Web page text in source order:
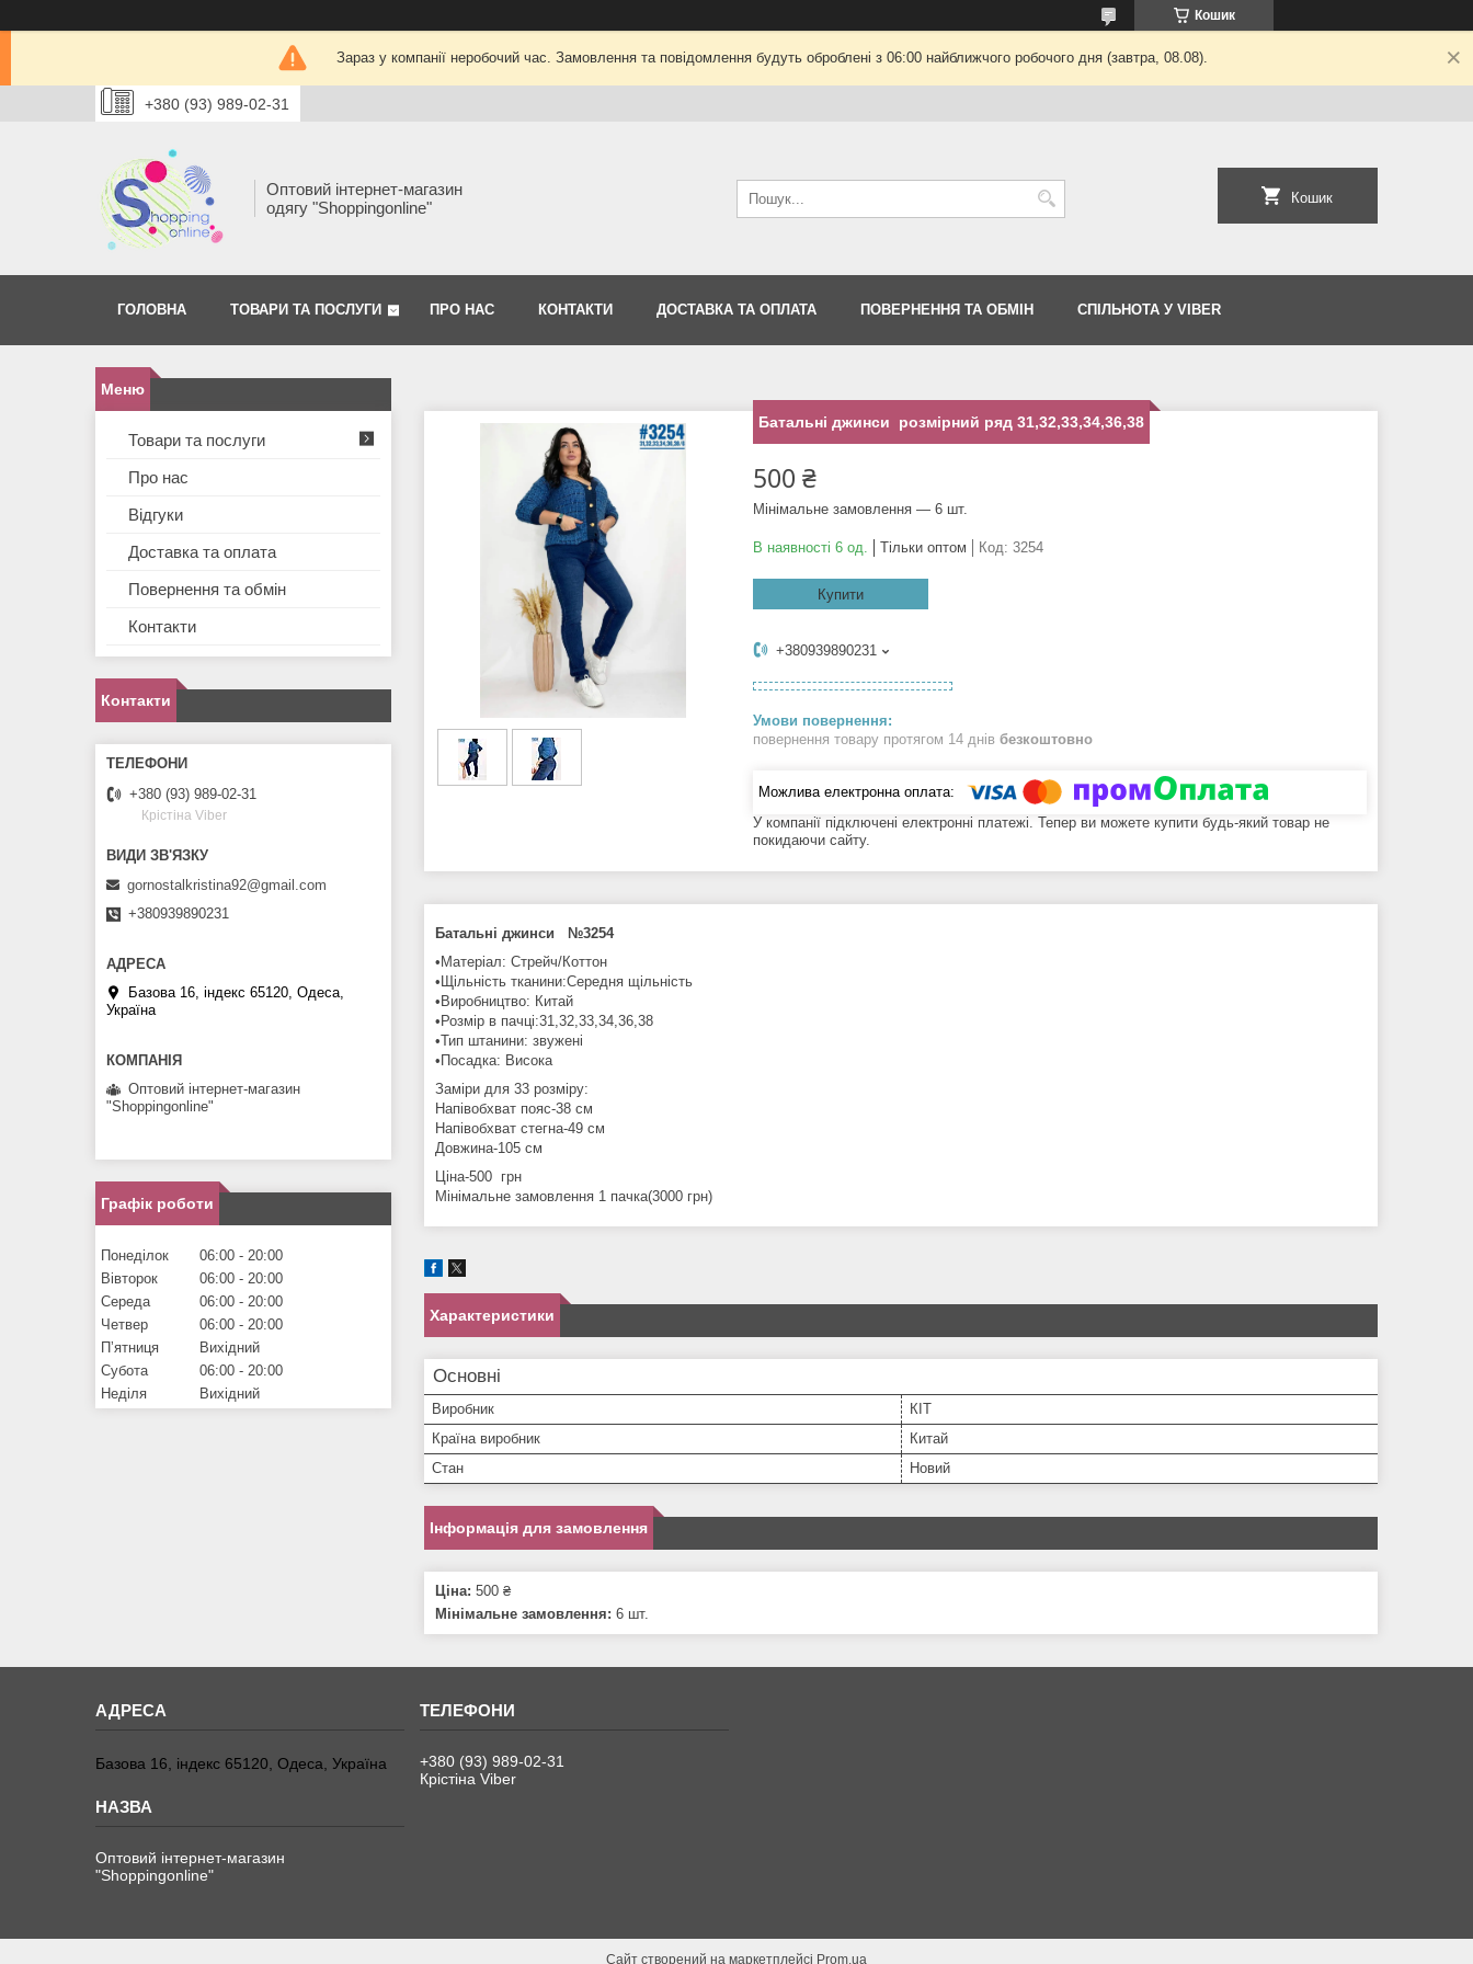
Кошик
Зараз у компанії неробочий час. Замовлення та повідомлення будуть оброблені з 06:00 найближчого робочого дня (завтра, 08.08).
+380 (93) 989-02-31
Оптовий інтернет-магазин
одягу "Shoppingonline"
Кошик
ГОЛОВНА ТОВАРИ ТА ПОСЛУГИ ПРО НАС КОНТАКТИ ДОСТАВКА ТА ОПЛАТА ПОВЕРНЕННЯ ТА ОБМІН СПІЛЬНОТА У VIBER
Батальні джинси розмірний ряд 31,32,33,34,36,38
500 ₴
Мінімальне замовлення — 6 шт.
В наявності 6 од. Тільки оптом Код: 3254
Купити
+380939890231
повернення товару протягом 14 днів безкоштовно
У компанії підключені електронні платежі. Тепер ви можете купити будь-який товар не
покидаючи сайту.
Батальні джинси №3254
•Матеріал: Стрейч/Коттон
•Щільність тканини:Середня щільність
•Виробництво: Китай
•Розмір в пачці:31,32,33,34,36,38
•Тип штанини: звужені
•Посадка: Висока
Заміри для 33 розміру:
Напівобхват пояс-38 см
Напівобхват стегна-49 см
Довжина-105 см
Ціна-500 грн
Мінімальне замовлення 1 пачка(3000 грн)
Характеристики
Основні
Виробник
КІТ
Країна виробник
Китай
Стан
Новий
Інформація для замовлення
Ціна: 500 ₴
Мінімальне замовлення: 6 шт.
Товари та послуги
Про нас
Відгуки
Доставка та оплата
Повернення та обмін
Контакти
Контакти
+380 (93) 989-02-31
Крістіна Viber
gornostalkristina92@gmail.com
+380939890231
Базова 16, індекс 65120, Одеса,
Україна
Оптовий інтернет-магазин
"Shoppingonline"
Графік роботи
Понеділок 06:00
20:00
Вівторок
06:00
20:00
Середа
06:00
20:00
Четвер
06:00
20:00
Пʼятниця
Вихідний
Субота
06:00
20:00
Неділя
Вихідний
Базова 16, індекс 65120, Одеса, Україна
Оптовий інтернет-магазин
"Shoppingonline"
+380 (93) 989-02-31
Крістіна Viber
Сайт створений на маркетплейсі Prom.ua